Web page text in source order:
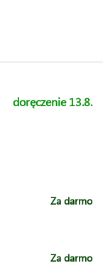
doręczenie 13.8.
Za darmo
Za darmo